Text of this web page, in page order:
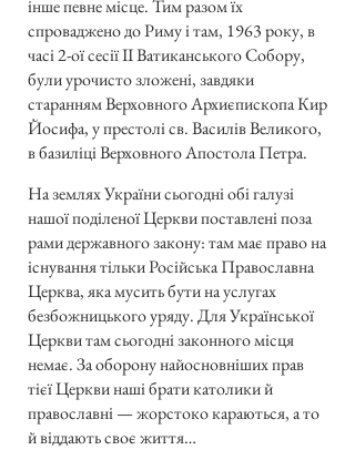
інше певне місце. Тим разом їх
спроваджено до Риму і там, 1963 року, в
часі 2-ої сесії II Ватиканського Собору,
були урочисто зложені, завдяки
старанням Верховного Архиєпископа Кир
Йосифа, у престолі св. Василів Великого,
в базиліці Верховного Апостола Петра.
На землях України сьогодні обі галузі
нашої поділеної Церкви поставлені поза
рами державного закону: там має право на
існування тільки Російська Православна
Церква, яка мусить бути на услугах
безбожницького уряду. Для Української
Церкви там сьогодні законного місця
немає. За оборону найосновніших прав
тієї Церкви наші брати католики й
православні — жорстоко караються, а то
й віддають своє життя…